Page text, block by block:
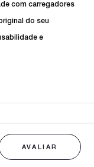
com carregadores
do seu
e